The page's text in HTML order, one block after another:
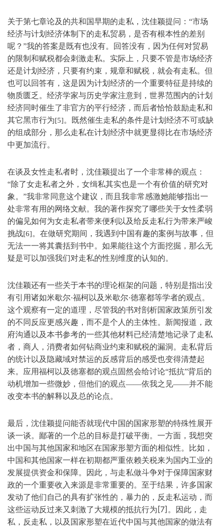
关于第七章论及的共和国早期的走私，沈佳颖提问：“市场
经济与计划经济体制下的走私贸易，是否有根本性的差别
呢？”我的答案是既有也没有。回答没有，因为任何对贸易
的限制和赋税都会刺激走私。实际上，只要不管是市场经济
还是计划经济，只要有约束，规章和赋税，就会有走私。但
也可以回答有，这是因为计划经济的一个重要特征是持续的
物质匮乏。经济学家与历史学家注意到，世界范围内的计划
经济同时催生了非官方的平行经济，而后者恰恰鼓励走私和
其它黑市行为[5]。既然催生走私的条件是计划经济不可或缺
的组成部分，那么走私在计划经济中就更显得比在市场经济
中更加流行。
在谈及女性走私者时，沈佳颖提出了一个非常棒的观点：
“除了女走私者之外，女缉私其实也是一个有价值的研究对
象。”我非常同意这个建议，而且我非常感激她能够指出一
处非常有用的网络文献。我的著作探究了哪些关于女性柔弱
的偏见如何为女走私者带来便利以及给反走私行为带来严峻
挑战[6]。在做研究期间，我遇到中国有趣的案例与故事，但
无法一一将其囊括到书中。如果能往这个方面挖掘，那么无
疑是可以加强我们对走私的性别维度的认知的。
沈佳颖还有一些关于本书的理论框架的问题，特别是指出没
有引用诸如米歇尔·福柯以及米歇尔·徳塞都等学者的观点。
这个观察有一定的道理，尽管我的书对剖析国家政策所引发
的不同反应更感兴趣，而不是个人的主体性。新闻报道，政
府沟通以及本书参考的一些其他材料已经清楚地记录了走私
者，商人，消费者如何钻商业约束和赋税的漏洞。走私背后
的统计以及隐藏域对禁运的反感背后的感受也变得清楚起
来。应用福柯以及徳塞都的观点固然会给讨论“抵抗”背后的
动机增加一些微妙，但他们的观点——依我之见——并不能
改变本书的解释以及总的论点。
最后，沈佳颖提问能否就现代中国的国家形塑的特殊性展开
谈一谈。鄙著的一个总的目标是打破平衡。一方面，我想突
出中国与其他国家和地区在国家形塑方面的相似性。比如，
中国和其他国家一样在初期都严重依赖关税来为国内工业的
发展提供资金和保障。因此，与走私做斗争对于保障国家财
政的一个重要收入来源是非常重要的。至于结果，许多国家
发动了他们自己的具有扩张性的，暴力的，反走私运动，而
这些运动反过来又刺激了大规模的抵抗行为 [7] 。因此，走
私，反走私，以及国家形塑在近代中国与其他国家的做法有